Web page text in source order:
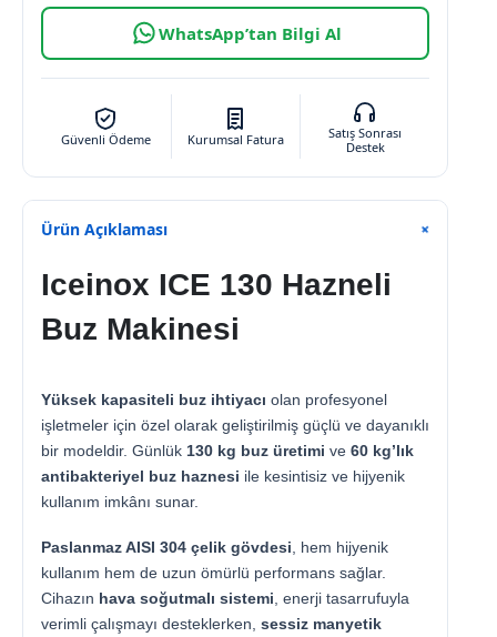
WhatsApp’tan Bilgi Al
Güvenli Ödeme Kurumsal Fatura
Satış Sonrası
Destek
Ürün Açıklaması +
Iceinox ICE 130 Hazneli
Buz Makinesi
Yüksek kapasiteli buz ihtiyacı olan profesyonel
işletmeler için özel olarak geliştirilmiş güçlü ve dayanıklı
bir modeldir. Günlük 130 kg buz üretimi ve 60 kg’lık
antibakteriyel buz haznesi ile kesintisiz ve hijyenik
kullanım imkânı sunar.
Paslanmaz AISI 304 çelik gövdesi, hem hijyenik
kullanım hem de uzun ömürlü performans sağlar.
Cihazın hava soğutmalı sistemi, enerji tasarrufuyla
verimli çalışmayı desteklerken, sessiz manyetik